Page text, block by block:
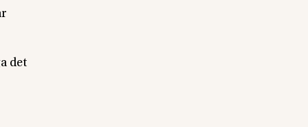
det